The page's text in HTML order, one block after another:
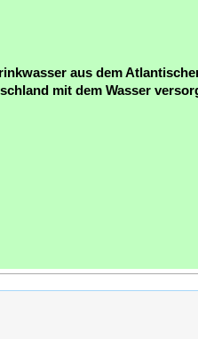
aus dem
mit dem Wasser